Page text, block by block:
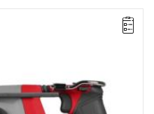
18V Milwaukee z udarem